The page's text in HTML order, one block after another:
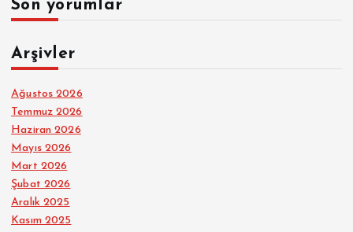
Son yorumlar
Arşivler
Ağustos 2026
Temmuz 2026
Haziran 2026
Mayıs 2026
Mart 2026
Şubat 2026
Aralık 2025
Kasım 2025